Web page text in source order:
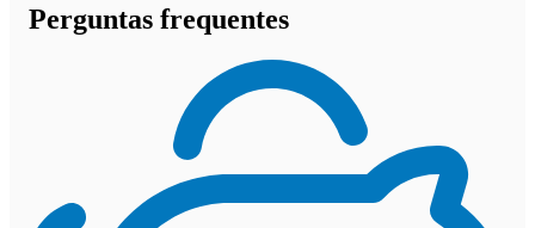
Perguntas frequentes